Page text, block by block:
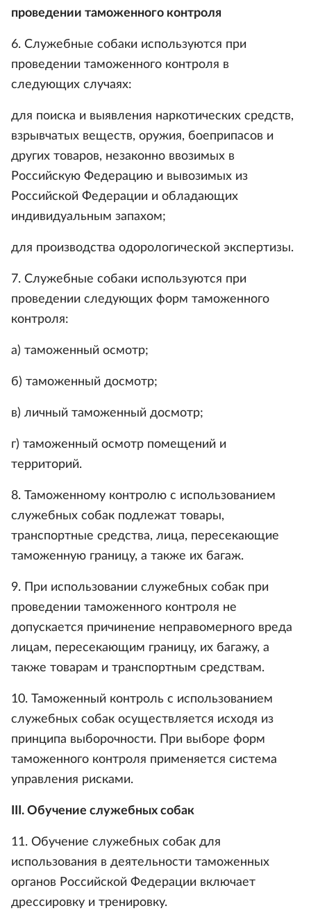
проведении таможенного контроля
6. Служебные собаки используются при
проведении таможенного контроля в
следующих случаях:
для поиска и выявления наркотических средств,
взрывчатых веществ, оружия, боеприпасов и
других товаров, незаконно ввозимых в
Российскую Федерацию и вывозимых из
Российской Федерации и обладающих
индивидуальным запахом;
для производства одорологической экспертизы.
7. Служебные собаки используются при
проведении следующих форм таможенного
контроля:
а) таможенный осмотр;
б) таможенный досмотр;
в) личный таможенный досмотр;
г) таможенный осмотр помещений и
территорий.
8. Таможенному контролю с использованием
служебных собак подлежат товары,
транспортные средства, лица, пересекающие
таможенную границу, а также их багаж.
9. При использовании служебных собак при
проведении таможенного контроля не
допускается причинение неправомерного вреда
лицам, пересекающим границу, их багажу, а
также товарам и транспортным средствам.
10. Таможенный контроль с использованием
служебных собак осуществляется исходя из
принципа выборочности. При выборе форм
таможенного контроля применяется система
управления рисками.
III. Обучение служебных собак
11. Обучение служебных собак для
использования в деятельности таможенных
органов Российской Федерации включает
дрессировку и тренировку.